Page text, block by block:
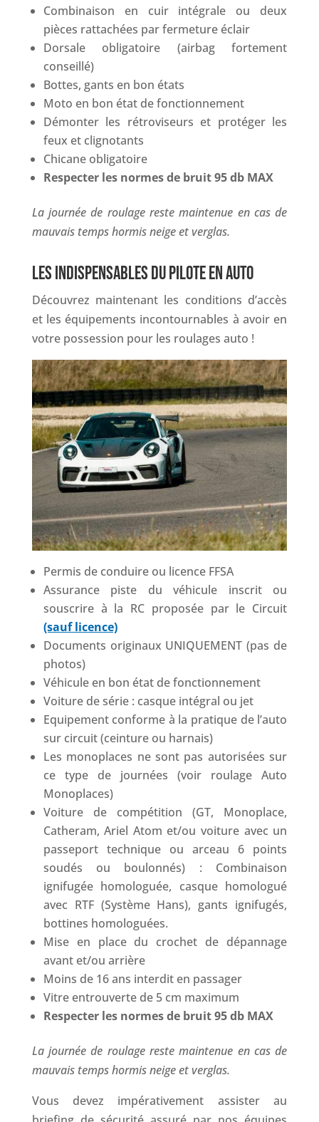
Combinaison en cuir intégrale ou deux
pièces rattachées par fermeture éclair
Dorsale obligatoire (airbag fortement
conseillé)
Bottes, gants en bon états
Moto en bon état de fonctionnement
Démonter les rétroviseurs et protéger les
feux et clignotants
Chicane obligatoire
Respecter les normes de bruit 95 db MAX
La journée de roulage reste maintenue en cas de
mauvais temps hormis neige et verglas.
LES INDISPENSABLES DU PILOTE EN AUTO
Découvrez maintenant les conditions d’accès
et les équipements incontournables à avoir en
votre possession pour les roulages auto !
Permis de conduire ou licence FFSA
Assurance piste du véhicule inscrit ou
souscrire à la RC proposée par le Circuit
(sauf licence)
Documents originaux UNIQUEMENT (pas de
photos)
Véhicule en bon état de fonctionnement
Voiture de série : casque intégral ou jet
Equipement conforme à la pratique de l’auto
sur circuit (ceinture ou harnais)
Les monoplaces ne sont pas autorisées sur
ce type de journées (voir roulage Auto
Monoplaces)
Voiture de compétition (GT, Monoplace,
Catheram, Ariel Atom et/ou voiture avec un
passeport technique ou arceau 6 points
soudés ou boulonnés) : Combinaison
ignifugée homologuée, casque homologué
avec RTF (Système Hans), gants ignifugés,
bottines homologuées.
Mise en place du crochet de dépannage
avant et/ou arrière
Moins de 16 ans interdit en passager
Vitre entrouverte de 5 cm maximum
Respecter les normes de bruit 95 db MAX
La journée de roulage reste maintenue en cas de
mauvais temps hormis neige et verglas.
Vous devez impérativement assister au